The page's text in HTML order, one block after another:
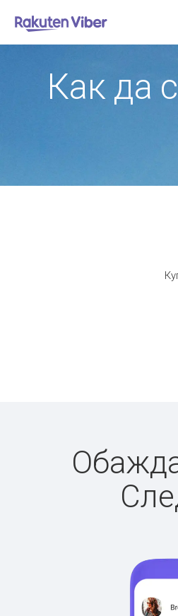
Как да